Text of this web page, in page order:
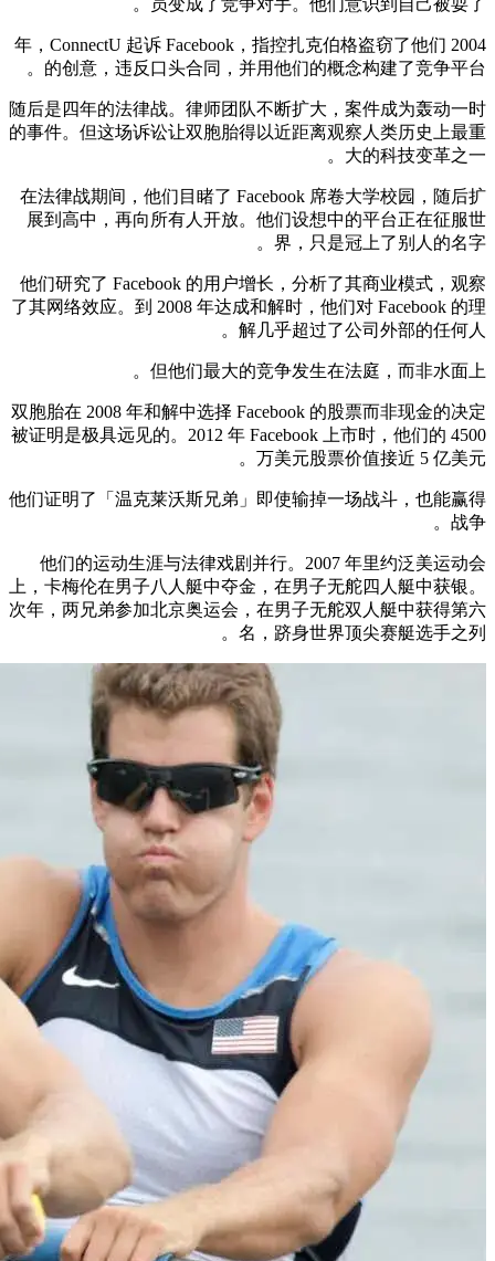
2004 年，ConnectU 起诉 Facebook，指控扎克伯格盗窃了他们
的创意，违反口头合同，并用他们的概念构建了竞争平台。
随后是四年的法律战。律师团队不断扩大，案件成为轰动一时
的事件。但这场诉讼让双胞胎得以近距离观察人类历史上最重
大的科技变革之一。
在法律战期间，他们目睹了 Facebook 席卷大学校园，随后扩
展到高中，再向所有人开放。他们设想中的平台正在征服世
界，只是冠上了别人的名字。
他们研究了 Facebook 的用户增长，分析了其商业模式，观察
了其网络效应。到 2008 年达成和解时，他们对 Facebook 的理
解几乎超过了公司外部的任何人。
但他们最大的竞争发生在法庭，而非水面上。
双胞胎在 2008 年和解中选择 Facebook 的股票而非现金的决定
被证明是极具远见的。2012 年 Facebook 上市时，他们的 4500
万美元股票价值接近 5 亿美元。
他们证明了「温克莱沃斯兄弟」即使输掉一场战斗，也能赢得
战争。
他们的运动生涯与法律戏剧并行。2007 年里约泛美运动会
上，卡梅伦在男子八人艇中夺金，在男子无舵四人艇中获银。
次年，两兄弟参加北京奥运会，在男子无舵双人艇中获得第六
名，跻身世界顶尖赛艇选手之列。